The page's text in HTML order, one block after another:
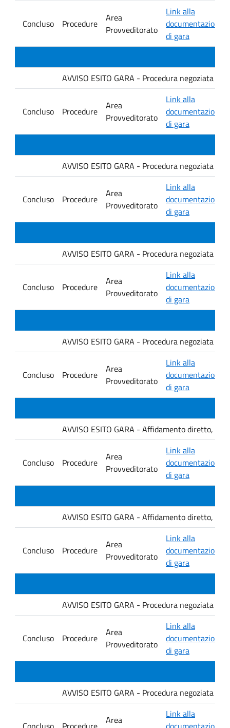
Concluso Procedure
Area
Provveditorato
Link alla
documentazione
di gara
AVVISO ESITO GARA - Procedura negoziata
Concluso Procedure
Area
Provveditorato
Link alla
documentazione
di gara
AVVISO ESITO GARA - Procedura negoziata
Concluso Procedure
Area
Provveditorato
Link alla
documentazione
di gara
AVVISO ESITO GARA - Procedura negoziata
Concluso Procedure
Area
Provveditorato
Link alla
documentazione
di gara
AVVISO ESITO GARA - Procedura negoziata
Concluso Procedure
Area
Provveditorato
Link alla
documentazione
di gara
AVVISO ESITO GARA - Affidamento diretto, ai
Concluso Procedure
Area
Provveditorato
Link alla
documentazione
di gara
AVVISO ESITO GARA - Affidamento diretto, ai
Concluso Procedure
Area
Provveditorato
Link alla
documentazione
di gara
AVVISO ESITO GARA - Procedura negoziata
Concluso Procedure
Area
Provveditorato
Link alla
documentazione
di gara
AVVISO ESITO GARA - Procedura negoziata
Area
Link alla